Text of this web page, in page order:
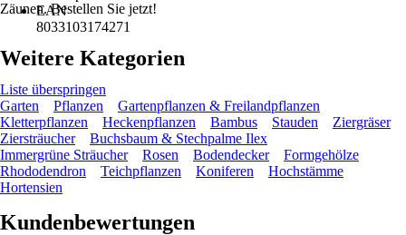
EAN
8033103174271
Zäunen. Bestellen Sie jetzt!
Weitere Kategorien
Liste überspringen
Garten
Pflanzen
Gartenpflanzen & Freilandpflanzen
Kletterpflanzen
Heckenpflanzen Bambus Stauden
Ziergräser
Ziersträucher
Buchsbaum & Stechpalme Ilex
Immergrüne Sträucher
Rosen Bodendecker
Formgehölze
Rhododendron
Teichpflanzen Koniferen
Hochstämme
Hortensien
Kundenbewertungen